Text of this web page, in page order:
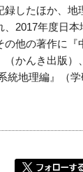
録したほか、地
、2017年度日
の他の著作に『
（かんき出版）
統地理編』（